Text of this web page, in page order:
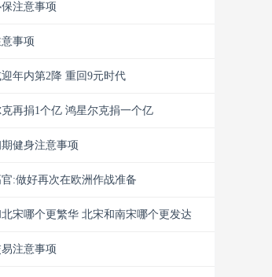
注意事项
事项
年内第2降 重回9元时代
再捐1个亿 鸿星尔克捐一个亿
健身注意事项
:做好再次在欧洲作战准备
宋哪个更繁华 北宋和南宋哪个更发达
注意事项